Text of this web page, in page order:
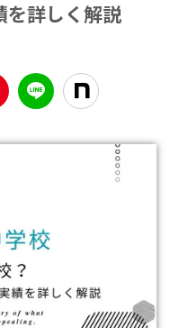
を詳しく解説